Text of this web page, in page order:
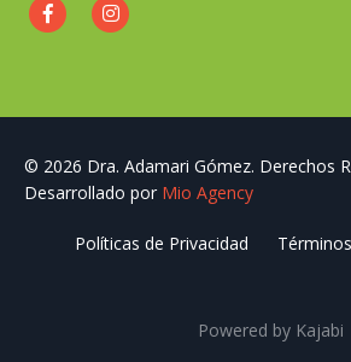
© 2026 Dra. Adamari Gómez. Derechos
Desarrollado por Mio Agency
Políticas de Privacidad
Powered by Kajabi